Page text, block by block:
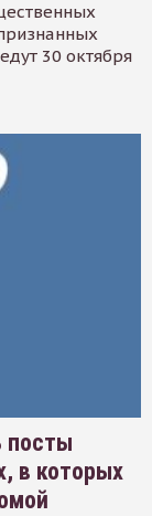
30 октября
посты
в которых